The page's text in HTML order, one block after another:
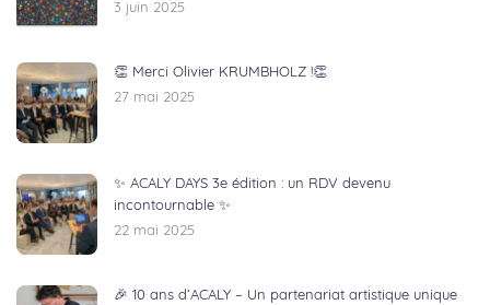
3 juin 2025
👏 Merci Olivier KRUMBHOLZ !👏
27 mai 2025
✨ ACALY DAYS 3e édition : un RDV devenu
incontournable ✨
22 mai 2025
🎉 10 ans d’ACALY – Un partenariat artistique unique